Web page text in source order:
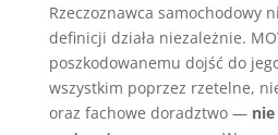
Rzeczoznawca samochodowy
definicji działa niezależnie.
poszkodowanemu dojść do
wszystkim poprzez rzetelne,
oraz fachowe doradztwo —